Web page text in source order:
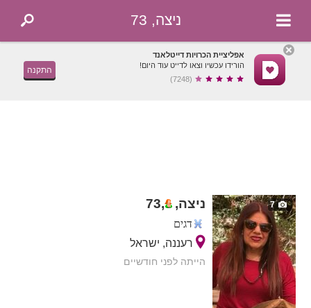
ניצה, 73
אפליציית הכרויות דייטלאנד
הורידו עכשיו וצאו לדייט עוד היום!
(7248)
התקנה
7 ניצה, ,
73
דגים
רעננה, ישראל
הייתה לפני חודשיים